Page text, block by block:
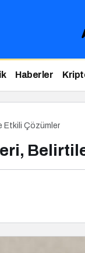
Haberler
Etkili Çözümler